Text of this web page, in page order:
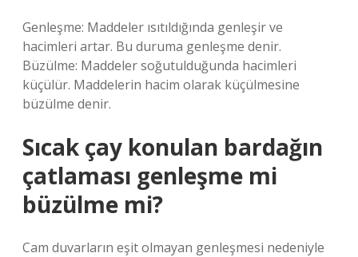
Genleşme: Maddeler ısıtıldığında genleşir ve
hacimleri artar. Bu duruma genleşme denir.
Büzülme: Maddeler soğutulduğunda hacimleri
küçülür. Maddelerin hacim olarak küçülmesine
büzülme denir.
Sıcak çay konulan bardağın
çatlaması genleşme mi
büzülme mi?
Cam duvarların eşit olmayan genleşmesi nedeniyle